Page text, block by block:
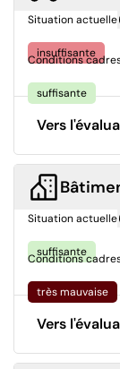
Situation actuelle
insuffisante
Conditions
suffisante
Vers
Situation actuelle
suffisante
Conditions
très mauvaise
Vers